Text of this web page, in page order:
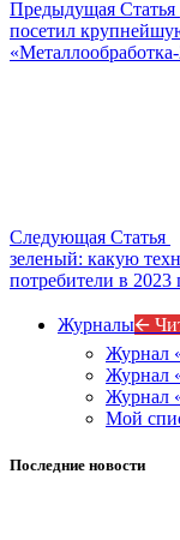
Предыдущая Статья
посетил
Следующая Статья
зеленый: какую
потребители в 2023
Журналы🡨
Журнал
Журнал
Журнал
Мой
Последние новости